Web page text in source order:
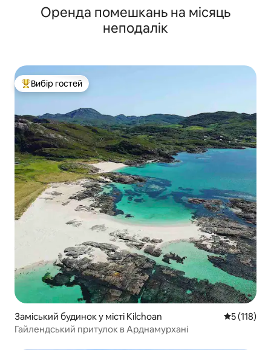
Оренда помешкань на місяць
неподалік
Топ вибір гостей
Вибір гостей
Заміський будинок у місті Kilchoan Середня
5 (118)
Гайлендський притулок в Арднамурхані